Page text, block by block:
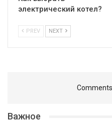
электрический котел?
PREV NEXT
Важное